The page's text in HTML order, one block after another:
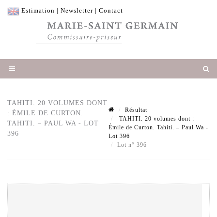
Estimation | Newsletter | Contact
TAHITI. 20 VOLUMES DONT
: ÉMILE DE CURTON.
TAHITI. – PAUL WA - LOT
396
Résultat
TAHITI. 20 volumes dont :
Émile de Curton. Tahiti. – Paul Wa -
Lot 396
Lot n° 396